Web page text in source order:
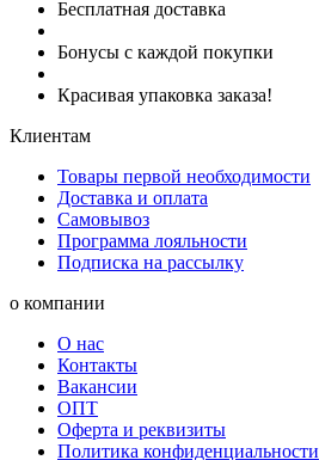
Бесплатная доставка
Бонусы с каждой покупки
Красивая упаковка заказа!
Клиентам
Товары первой необходимости
Доставка и оплата
Самовывоз
Программа лояльности
Подписка на рассылку
о компании
О нас
Контакты
Вакансии
ОПТ
Оферта и реквизиты
Политика конфиденциальности